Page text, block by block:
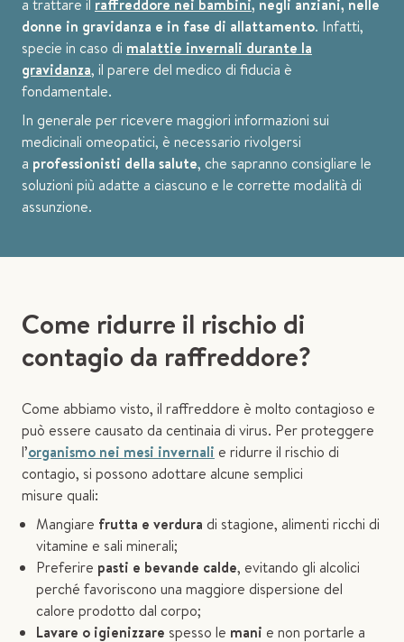
a trattare il raffreddore nei bambini, negli anziani, nelle
donne in gravidanza e in fase di allattamento. Infatti,
specie in caso di malattie invernali durante la
gravidanza, il parere del medico di fiducia è
fondamentale.
In generale per ricevere maggiori informazioni sui
medicinali omeopatici, è necessario rivolgersi
a professionisti della salute, che sapranno consigliare le
soluzioni più adatte a ciascuno e le corrette modalità di
assunzione.
Come ridurre il rischio di
contagio da raffreddore?
Come abbiamo visto, il raffreddore è molto contagioso e
può essere causato da centinaia di virus. Per proteggere
l’organismo nei mesi invernali e ridurre il rischio di
contagio, si possono adottare alcune semplici
misure quali:
Mangiare frutta e verdura di stagione, alimenti ricchi di
vitamine e sali minerali;
Preferire pasti e bevande calde, evitando gli alcolici
perché favoriscono una maggiore dispersione del
calore prodotto dal corpo;
Lavare o igienizzare spesso le mani e non portarle a